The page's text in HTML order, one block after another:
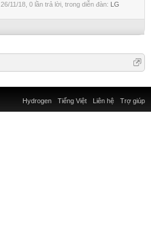
26/11/18 , 0 lần trả lời, trong diễn đàn: LG
Liên hệ Trợ giúp
Hydrogen Tiếng Việt